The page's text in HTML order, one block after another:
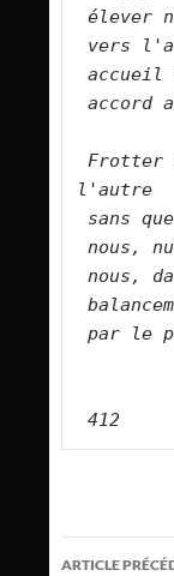
élever
vers
accueil
accord
Frotter
l'autre
sans
nous,
nous,
par le
412
ARTICLE